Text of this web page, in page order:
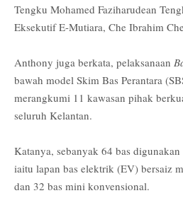
Tengku Mohamed Faziharudean
Eksekutif E-Mutiara, Che Ibrahim
Anthony juga berkata, pelaksanaan
bawah model Skim Bas Perantara
merangkumi 11 kawasan pihak
seluruh Kelantan.
Katanya, sebanyak 64 bas
iaitu lapan bas elektrik (EV) bersaiz
dan 32 bas mini konvensional.